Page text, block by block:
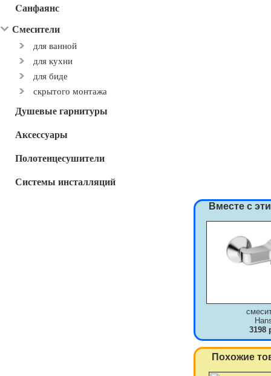
Cанфаянс
Смесители
для ванной
для кухни
для биде
скрытого монтажа
Душевые гарнитуры
Аксессуары
Полотенцесушители
Системы инсталляций
Вместе с
3198
Похожие